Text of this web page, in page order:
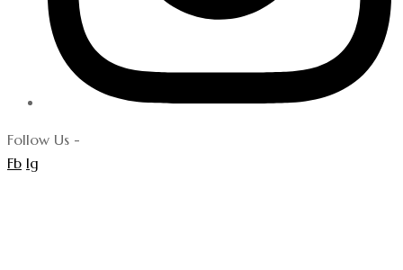
Follow Us -
Fb Ig